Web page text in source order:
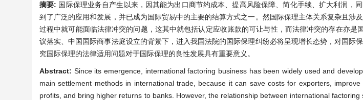
摘要: 国际保理业务自产生以来，因其能为出口商节约成本、提高风险保障、简化手续、扩大利润，
到了广泛的应用和发展，并已成为国际贸易中的主要的结算方式之一。然国际保理主体关系复杂且涉
过程中就可能面临法律冲突的问题，这其中就包括认定应收账款的可让与性，而法律冲突的存在亦是
议落实、中国国际商事法庭设立的背景下，进入我国法院的国际保理纠纷必将呈现增长态势，对国际
究国际保理的法律适用问题对于国际保理的良性发展具有重要意义。
Abstract: Since its emergence, international factoring business has been widely used and
main settlement methods in international trade, because it can save costs for exporters,
profits, and bring higher returns to banks. However, the relationship between international